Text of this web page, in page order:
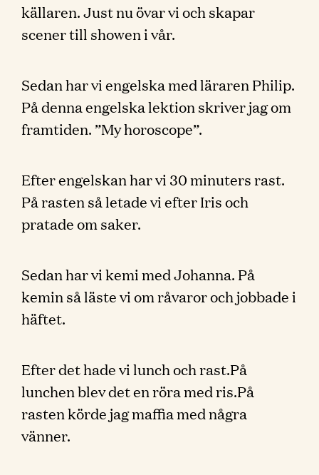
källaren. Just nu övar vi och skapar
scener till showen i vår.
Sedan har vi engelska med läraren Philip.
På denna engelska lektion skriver jag om
framtiden. ”My horoscope”.
Efter engelskan har vi 30 minuters rast.
På rasten så letade vi efter Iris och
pratade om saker.
Sedan har vi kemi med Johanna. På
kemin så läste vi om råvaror och jobbade i
häftet.
Efter det hade vi lunch och rast.På
lunchen blev det en röra med ris.På
rasten körde jag maffia med några
vänner.